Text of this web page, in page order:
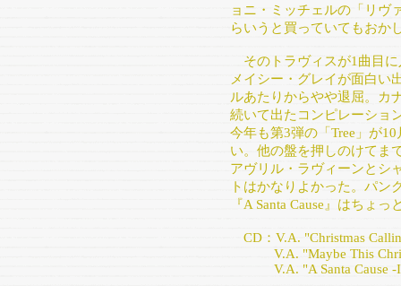
ョニ・ミッチェルの「リヴ
らいうと買っていてもおか
そのトラヴィスが1曲目に
メイシー・グレイが面白い
ルあたりからやや退屈。カ
続いて出たコンピレーショ
今年も第3弾の「Tree」が
い。他の盤を押しのけてま
アヴリル・ラヴィーンとシ
トはかなりよかった。パン
『A Santa Cause』はちょっ
CD：V.A. "Christmas
V.A. "Maybe This
V.A. "A Santa Cause -It's